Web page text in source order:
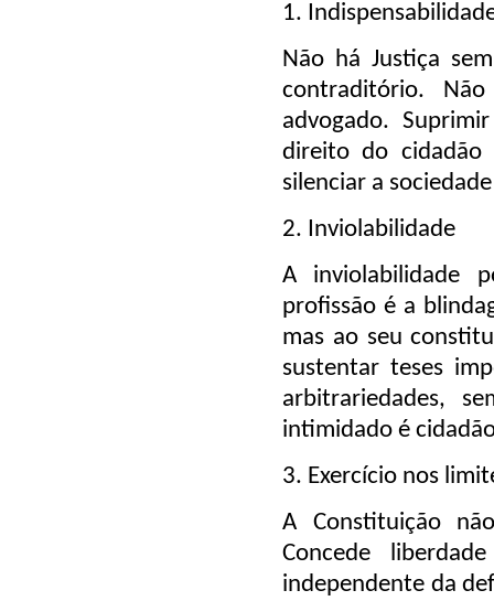
1.
Não há Justiça
contraditório.
advogado.
direito do cidadão
silenciar a
2. Inviolabilidade
A inviolabilidade
profissão é a
mas ao seu
sustentar teses
arbitrariedades,
intimidado é
3. Exercício nos
A Constituição
Concede
independente da